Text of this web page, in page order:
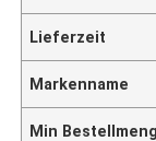
Lieferzeit
Markenname
Min